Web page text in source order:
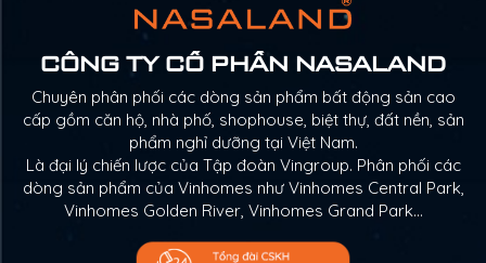
CÔNG TY CỔ PHẦN NASALAND
Chuyên phân phối các dòng sản phẩm bất động sản cao
cấp gồm căn hộ, nhà phố, shophouse, biệt thự, đất nền, sản
phẩm nghỉ dưỡng tại Việt Nam.
Là đại lý chiến lược của Tập đoàn Vingroup. Phân phối các
dòng sản phẩm của Vinhomes như Vinhomes Central Park,
Vinhomes Golden River, Vinhomes Grand Park…